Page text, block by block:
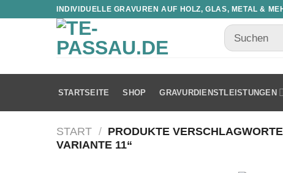
INDIVIDUELLE GRAVUREN AUF HOLZ, GLAS, METAL &
STARTSEITE SHOP GRAVURDIENSTLEISTUNGEN
START / PRODUKTE
VARIANTE 11“